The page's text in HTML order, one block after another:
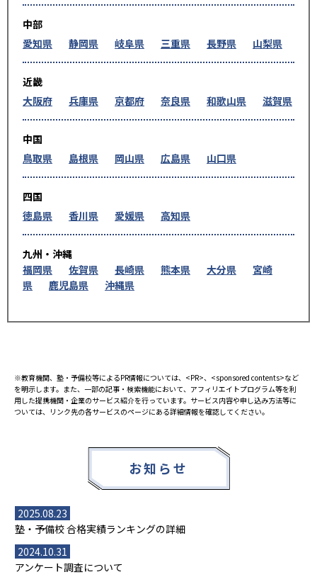
中部
愛知県
静岡県 岐阜県 三重県 長野県 山梨県
近畿
大阪府
兵庫県 京都府 奈良県 和歌山県 滋賀県
中国
鳥取県
島根県 岡山県 広島県 山口県
四国
徳島県
香川県 愛媛県 高知県
九州・沖縄
福岡県
佐賀県 長崎県 熊本県 大分県
宮崎
県
鹿児島県 沖縄県
※教育機関、塾・予備校等によるPR情報については、<PR>、<sponsored contents>など
を明示します。また、一部の記事・検索機能において、アフィリエイトプログラム等を利
用した提携機関・企業のサービス紹介を行っています。サービス内容や申し込み方法等に
ついては、リンク先の各サービスのページにある詳細情報を確認してください。
お知らせ
2025.08.23
塾・予備校 合格実績ランキングの詳細
2024.10.31
アンケート調査について